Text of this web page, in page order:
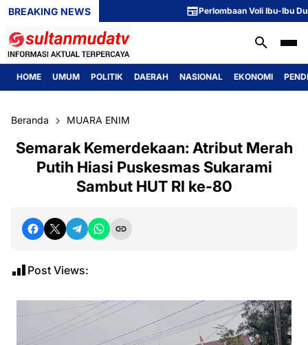
BREAKING NEWS Perlombaan Voli Ibu-Ibu
HOME UMUM POLITIK DAERAH NASIONAL EKONOMI
Beranda MUARA ENIM
Semarak Kemerdekaan: Atribut Merah
Putih Hiasi Puskesmas Sukarami
Sambut HUT RI ke-80
Post Views: